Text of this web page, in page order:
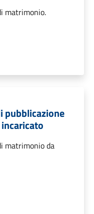
matrimonio.
pubblicazione
matrimonio da